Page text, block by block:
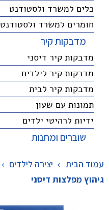
כלים למשרד ולסטודנט
חומרים למשרד ולסטודנט
מדבקות קיר
מדבקות קיר דיסני
מדבקות קיר לילדים
מדבקות קיר לבית
תמונות עם שעון
ידיות לרהיטי ילדים
שוברים ומתנות
עמוד הבית יצירה לילדים >
גיהוץ מפלצות דיסני